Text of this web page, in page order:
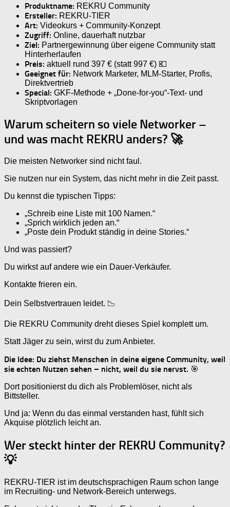
Produktname: REKRU Community
Ersteller: REKRU-TIER
Art: Videokurs + Community-Konzept
Zugriff: Online, dauerhaft nutzbar
Ziel: Partnergewinnung über eigene Community statt
Hinterherlaufen
Preis: aktuell rund 397 € (statt 997 €) 💶
Geeignet für: Network Marketer, MLM-Starter, Profis,
Direktvertrieb
Special: GKF-Methode + „Done-for-you“-Text- und
Skriptvorlagen
Warum scheitern so viele Networker –
und was macht REKRU anders? 🚀
Die meisten Networker sind nicht faul.
Sie nutzen nur ein System, das nicht mehr in die Zeit passt.
Du kennst die typischen Tipps:
„Schreib eine Liste mit 100 Namen.“
„Sprich wirklich jeden an.“
„Poste dein Produkt ständig in deine Stories.“
Und was passiert?
Du wirkst auf andere wie ein Dauer-Verkäufer.
Kontakte frieren ein.
Dein Selbstvertrauen leidet. 📉
Die REKRU Community dreht dieses Spiel komplett um.
Statt Jäger zu sein, wirst du zum Anbieter.
Die Idee: Du ziehst Menschen in deine eigene Community, weil
sie echten Nutzen sehen – nicht, weil du sie nervst. 🎯
Dort positionierst du dich als Problemlöser, nicht als
Bittsteller.
Und ja: Wenn du das einmal verstanden hast, fühlt sich
Akquise plötzlich leicht an.
Wer steckt hinter der REKRU Community?
💡
REKRU-TIER ist im deutschsprachigen Raum schon lange
im Recruiting- und Network-Bereich unterwegs.